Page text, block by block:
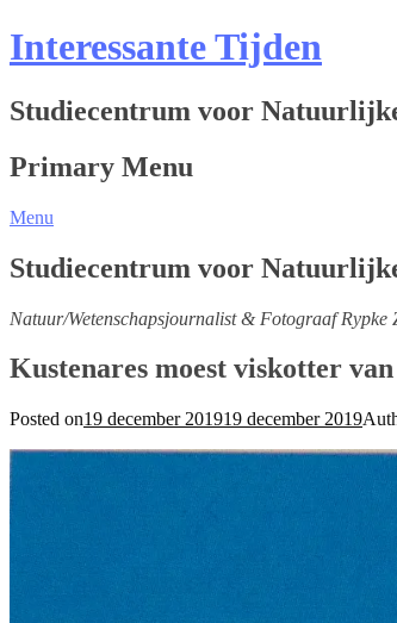
Interessante Tijden
Studiecentrum voor
Primary Menu
Menu
Studiecentrum voor
Natuur/Wetenschapsjournalist & Fotograaf Rypke
Kustenares moest viskotter
Posted on19 december 201919 december 2019